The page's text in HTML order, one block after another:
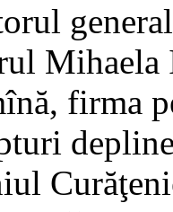
Mihaela
firma